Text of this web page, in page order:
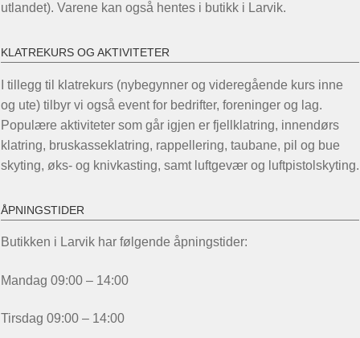
utlandet). Varene kan også hentes i butikk i Larvik.
KLATREKURS OG AKTIVITETER
I tillegg til klatrekurs (nybegynner og videregående kurs inne
og ute) tilbyr vi også event for bedrifter, foreninger og lag.
Populære aktiviteter som går igjen er fjellklatring, innendørs
klatring, bruskasseklatring, rappellering, taubane, pil og bue
skyting, øks- og knivkasting, samt luftgevær og luftpistolskyting.
ÅPNINGSTIDER
Butikken i Larvik har følgende åpningstider:
Mandag 09:00 – 14:00
Tirsdag 09:00 – 14:00